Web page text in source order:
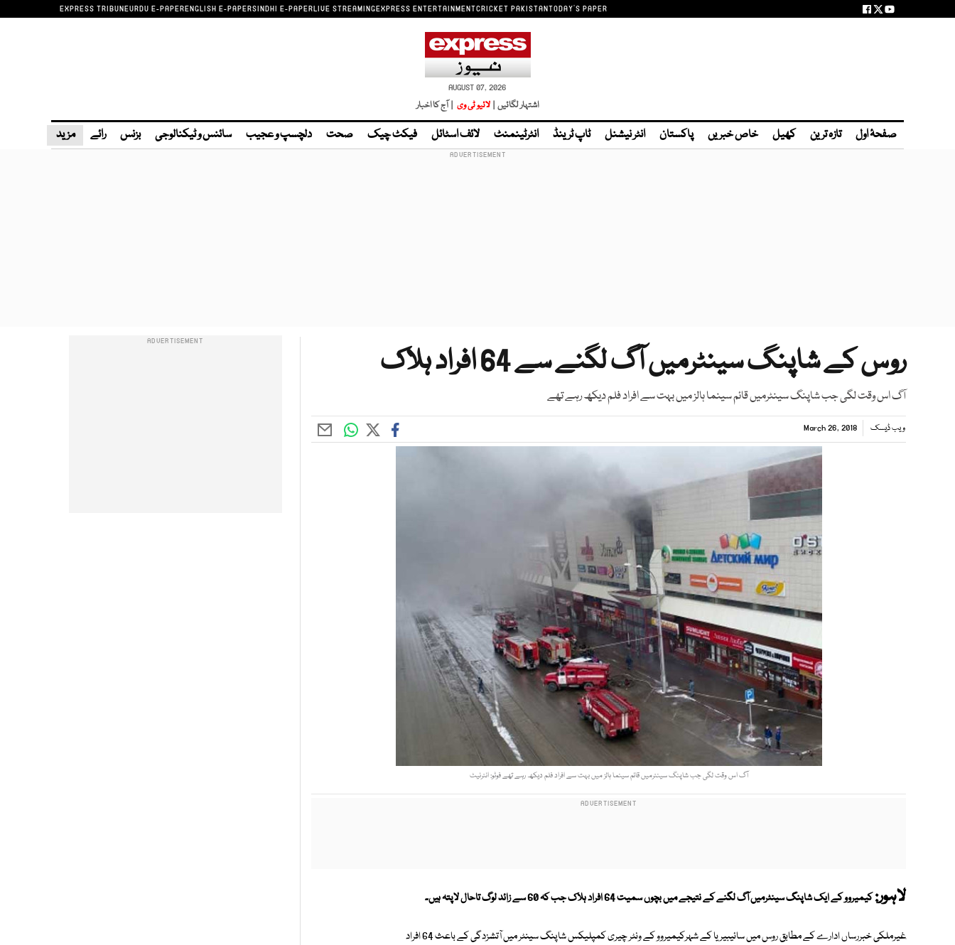
EXPRESS TRIBUNEURDU E-PAPERENGLISH E-PAPERSINDHI E-PAPERLIVE STREAMINGEXPRESS ENTERTAINMENTCRICKET PAKISTANTODAY'S PAPER
AUGUST 07, 2026
اشتہار لگائیں | لائیو ٹی وی | آج کا اخبار
صفحۂ اول تازہ ترین کھیل خاص خبریں پاکستان انٹر نیشنل ٹاپ ٹرینڈ انٹرٹینمنٹ لائف اسٹائل فیکٹ چیک صحت دلچسپ و عجیب سائنس و ٹیکنالوجی بزنس رائے مزید
روس کے شاپنگ سینٹرمیں آگ لگنے سے 64 افراد ہلاک
آگ اس وقت لگی جب شاپنگ سینٹرمیں قائم سینما ہالز میں بہت سے افراد فلم دیکھ رہے تھے
ویب ڈیسک March 26, 2018
آگ اس وقت لگی جب شاپنگ سینٹرمیں قائم سینما ہالز میں بہت سے افراد فلم دیکھ رہے تھے فوٹو: انٹرنیٹ
لاہور:کیمیروو کے ایک شاپنگ سینٹرمیں آگ لگنے کے نتیجے میں بچوں سمیت 64 افراد ہلاک جب کہ 60 سے زائد لوگ تاحال لاپتہ ہیں۔
ٖغیرملکی خبررساں ادارے کے مطابق روس میں سائیبیریا کے شہرکیمیروو کے ونٹر چیری کمپلیکس شاپنگ سینٹر میں آتشزدگی کے باعث 64 افراد